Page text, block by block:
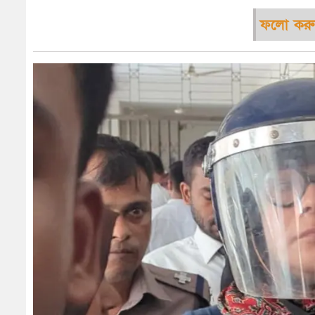
ফলো